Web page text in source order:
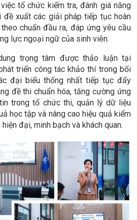
tổ chức kiểm tra, đánh giá năng
đề xuất các giải pháp tiếp tục hoàn
chuẩn đầu ra, đáp ứng yêu cầu
lực ngoại ngữ của sinh viên.
trọng tâm được thảo luận tại
triển công tác khảo thí trong bối
đại biểu thống nhất tiếp tục đẩy
đề thi chuẩn hóa, tăng cường ứng
trong tổ chức thi, quản lý dữ liệu
học tập và nâng cao hiệu quả kiểm
đại, minh bạch và khách quan.